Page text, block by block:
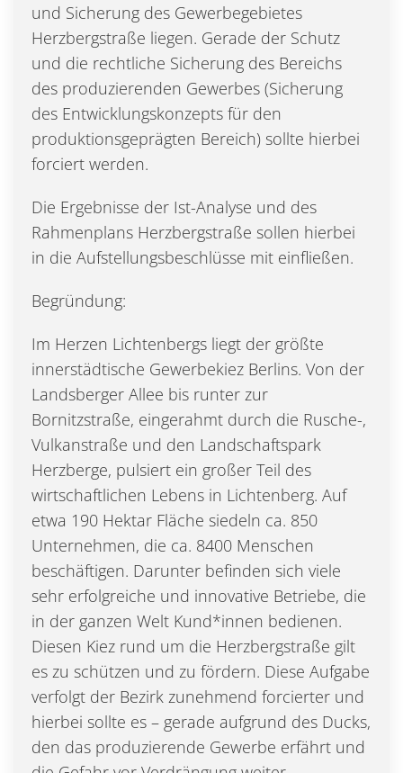
und Sicherung des Gewerbegebietes
Herzbergstraße liegen. Gerade der Schutz
und die rechtliche Sicherung des Bereichs
des produzierenden Gewerbes (Sicherung
des Entwicklungskonzepts für den
produktionsgeprägten Bereich) sollte hierbei
forciert werden.
Die Ergebnisse der Ist-Analyse und des
Rahmenplans Herzbergstraße sollen hierbei
in die Aufstellungsbeschlüsse mit einfließen.
Begründung:
Im Herzen Lichtenbergs liegt der größte
innerstädtische Gewerbekiez Berlins. Von der
Landsberger Allee bis runter zur
Bornitzstraße, eingerahmt durch die Rusche-,
Vulkanstraße und den Landschaftspark
Herzberge, pulsiert ein großer Teil des
wirtschaftlichen Lebens in Lichtenberg. Auf
etwa 190 Hektar Fläche siedeln ca. 850
Unternehmen, die ca. 8400 Menschen
beschäftigen. Darunter befinden sich viele
sehr erfolgreiche und innovative Betriebe, die
in der ganzen Welt Kund*innen bedienen.
Diesen Kiez rund um die Herzbergstraße gilt
es zu schützen und zu fördern. Diese Aufgabe
verfolgt der Bezirk zunehmend forcierter und
hierbei sollte es – gerade aufgrund des Ducks,
den das produzierende Gewerbe erfährt und